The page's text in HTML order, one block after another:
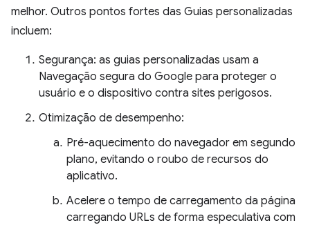
melhor. Outros pontos fortes das Guias personalizadas
incluem:
Segurança: as guias personalizadas usam a
Navegação segura do Google para proteger o
usuário e o dispositivo contra sites perigosos.
Otimização de desempenho:
Pré-aquecimento do navegador em segundo
plano, evitando o roubo de recursos do
aplicativo.
Acelere o tempo de carregamento da página
carregando URLs de forma especulativa com